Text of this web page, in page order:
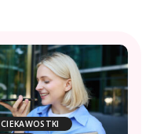
CIEKAWOSTKI